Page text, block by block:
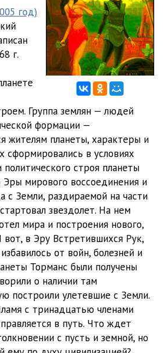
28:30
23:33
22:51
25:26
25:58
24:34
24:58
26:48
30:08
27:10
28:05
26:51
год)
г.
Группа землян — людей
формации —
жителям планеты, характеры и
сформировались в условиях
строя планеты
Эры мирового воссоединения и
с Земли, раздираемой на части
звездолет. На нем
мира и построения нового,
вот, в Эру Встретившихся Рук,
от войн, болезней и
Торманс были получены
о наличии там
построили улетевшие с Земли.
с тринадцатью членами
в путь. Что ждет
с пусть и земной, но